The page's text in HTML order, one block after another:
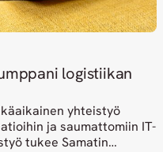
logistiikan
yhteistyö
ja saumattomiin IT-
tukee Samatin